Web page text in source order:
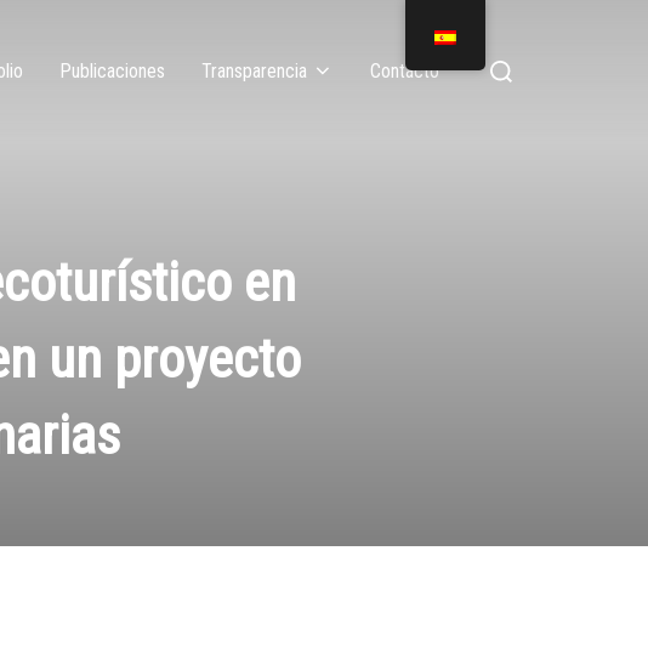
Publicaciones Transparencia Contacto
en
un proyecto